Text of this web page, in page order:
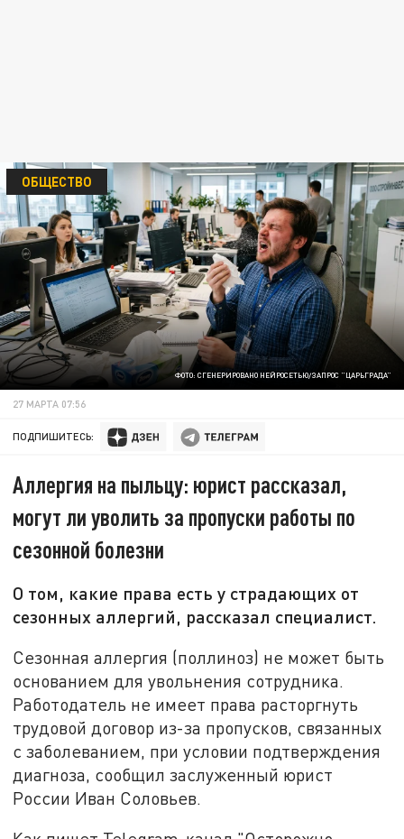
ФОТО: СГЕНЕРИРОВАНО НЕЙРОСЕТЬЮ/ЗАПРОС "ЦАРЬГРАДА"
ОБЩЕСТВО
27 МАРТА 07:56
ПОДПИШИТЕСЬ:
Аллергия на пыльцу: юрист рассказал,
могут ли уволить за пропуски работы по
сезонной болезни
О том, какие права есть у страдающих от
сезонных аллергий, рассказал специалист.
Сезонная аллергия (поллиноз) не может быть
основанием для увольнения сотрудника.
Работодатель не имеет права расторгнуть
трудовой договор из-за пропусков, связанных
с заболеванием, при условии подтверждения
диагноза, сообщил заслуженный юрист
России Иван Соловьев.